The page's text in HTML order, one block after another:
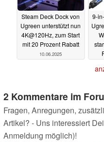
Steam Deck Dock von
Ugreen unterstützt nun
4K@120Hz, zum Start
mit 20 Prozent Rabatt
10.06.2025
9-
2 Kommentare im
Fragen, Anregungen,
Artikel? - Uns interessiert
Anmeldung möglich)!